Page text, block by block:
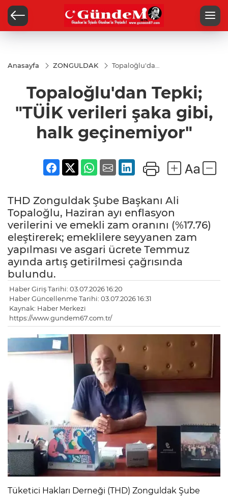
Anasayfa ZONGULDAK
Topaloğlu'dan
gibi, halk
geçinemiyor"
Topaloğlu'dan Tepki;
"TÜİK verileri şaka gibi,
halk geçinemiyor"
THD Zonguldak Şube Başkanı Ali
Topaloğlu, Haziran ayı enflasyon
verilerini ve emekli zam oranını (%17.76)
eleştirerek; emeklilere seyyanen zam
yapılması ve asgari ücrete Temmuz
ayında artış getirilmesi çağrısında
bulundu.
Haber Giriş Tarihi: 03.07.2026 16:20
Haber Güncellenme Tarihi: 03.07.2026 16:31
Kaynak: Haber Merkezi
https://www.gundem67.com.tr/
Tüketici Hakları Derneği (THD) Zonguldak Şube